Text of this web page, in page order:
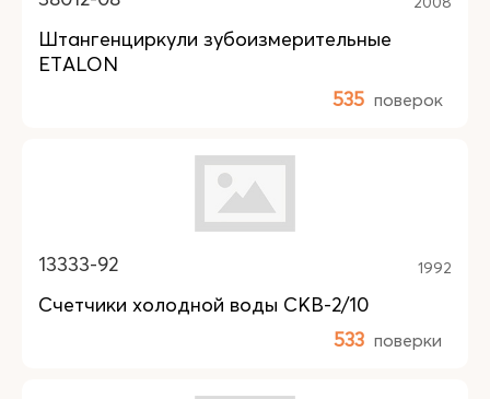
Штангенциркули зубоизмерительные
ETALON
535 поверок
13333-92 1992
Счетчики холодной воды СКВ-2/10
533 поверки